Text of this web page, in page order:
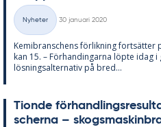
Kategorier
Nyheter
30 januari 2020
Ke­mi­bran­schens för­lik­ning
kan 15. – För­han­ding­ar­na löp­te idag
lös­nings­al­ter­na­tiv på bred...
Ti­onde
scher­na –